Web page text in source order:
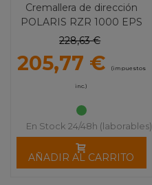
Cremallera de dirección
POLARIS RZR 1000 EPS
Varios 1202
228,63 €
205,77 € (impuestos
inc.)
En Stock 24/48h (laborables)
AÑADIR AL CARRITO